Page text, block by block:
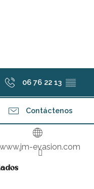
06 76 22 13 ▒▒
Contáctenos
www.jm-evasion.com